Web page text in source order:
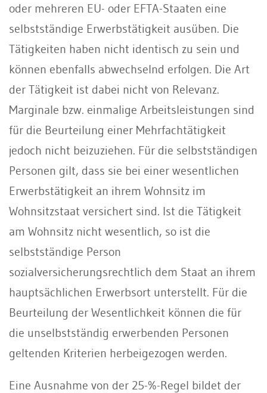
oder mehreren EU- oder EFTA-Staaten eine
selbstständige Erwerbstätigkeit ausüben. Die
Tätigkeiten haben nicht identisch zu sein und
können ebenfalls abwechselnd erfolgen. Die Art
der Tätigkeit ist dabei nicht von Relevanz.
Marginale bzw. einmalige Arbeitsleistungen sind
für die Beurteilung einer Mehrfachtätigkeit
jedoch nicht beizuziehen. Für die selbstständigen
Personen gilt, dass sie bei einer wesentlichen
Erwerbstätigkeit an ihrem Wohnsitz im
Wohnsitzstaat versichert sind. Ist die Tätigkeit
am Wohnsitz nicht wesentlich, so ist die
selbstständige Person
sozialversicherungsrechtlich dem Staat an ihrem
hauptsächlichen Erwerbsort unterstellt. Für die
Beurteilung der Wesentlichkeit können die für
die unselbstständig erwerbenden Personen
geltenden Kriterien herbeigezogen werden.
Eine Ausnahme von der 25-%-Regel bildet der